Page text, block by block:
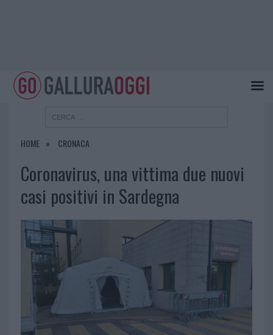
HOME CRONACA
Coronavirus, una vittima due nuovi
casi positivi in Sardegna